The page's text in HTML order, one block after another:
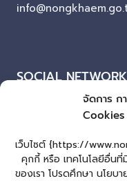
จัดการ ก
Cookies
เว็บไซต์ {https://
คุกกี้ หรือ เทคโนโลยีอื่น
ของเรา โปรดศึกษา นโยบ
SOCIAL NETWORK
Facebook
ผู้เยี่ยมชมเว็บไซต์
ผู้เยี่ยมชม : 0